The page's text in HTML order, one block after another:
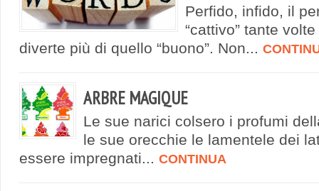
Perfido, infido, il
“cattivo” tante
diverte più di quello “buono”. Non...
ARBRE MAGIQUE
Le sue narici colsero i profumi
le sue orecchie le lamentele dei
essere impregnati... CONTINUA